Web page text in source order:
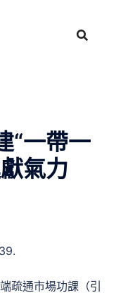
“一帶一
氣力
疏通市場功課（引